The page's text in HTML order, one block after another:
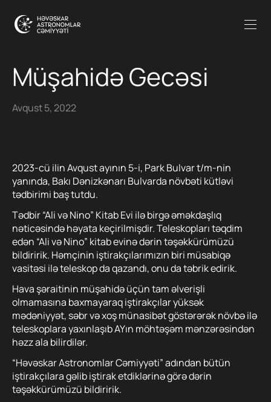
Müşahidə Gecəsi
Avqust 5, 2022
2023-cü ilin Avqust ayının 5-i, Park Bulvar t/m-nin
yanında, Bakı Dənizkənarı Bulvarda növbəti kütləvi
tədbirimi baş tutdu.
Tədbir “Ali və Nino” Kitab Evi ilə birgə əməkdaşlıq
nəticəsində həyata keçirilmişdir. Teleskopları təqdim
edən “Ali və Nino” kitab evinə dərin təşəkkürümüzü
bildiririk. Həmçinin iştirakçılarımızın biri müsabiqə
vasitəsi ilə teleskop da qazandı, onu da təbrik edirik.
Hava şəraitinin müşahidə üçün tam əlverişli
olmamasına baxmayaraq iştirakçılar yüksək
mədəniyyət, səbr və xoş münasibət göstərərək növbə ilə
teleskoplara yaxınlaşıb AYın möhtəşəm mənzərəsindən
həzz ala bilirdilər.
“Həvəskar Astronomlar Cəmiyyəti” adından bütün
iştirakçılara gəlib iştirak etdiklərinə görə dərin
təşəkkürümüzü bildiririk.